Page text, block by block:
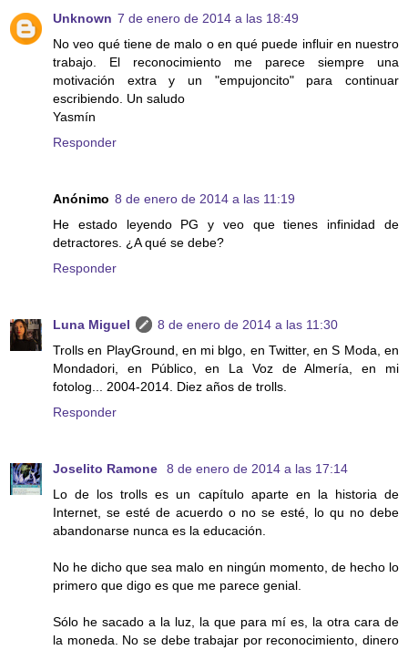
Unknown 7 de enero de 2014 a las 18:49
No veo qué tiene de malo o en qué puede influir en nuestro
trabajo. El reconocimiento me parece siempre una
motivación extra y un "empujoncito" para continuar
escribiendo. Un saludo
Yasmín
Responder
Anónimo 8 de enero de 2014 a las 11:19
He estado leyendo PG y veo que tienes infinidad de
detractores. ¿A qué se debe?
Responder
Luna Miguel
8 de enero de 2014 a las 11:30
Trolls en PlayGround, en mi blgo, en Twitter, en S Moda, en
Mondadori, en Público, en La Voz de Almería, en mi
fotolog... 2004-2014. Diez años de trolls.
Responder
Joselito Ramone
8 de enero de 2014 a las 17:14
Lo de los trolls es un capítulo aparte en la historia de
Internet, se esté de acuerdo o no se esté, lo qu no debe
abandonarse nunca es la educación.
No he dicho que sea malo en ningún momento, de hecho lo
primero que digo es que me parece genial.
Sólo he sacado a la luz, la que para mí es, la otra cara de
la moneda. No se debe trabajar por reconocimiento, dinero